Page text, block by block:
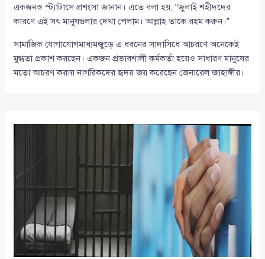
একজনও স্ট্যাটাসে প্রশংসা জানান। এতে বলা হয়, “জুলাই শহীদদের
কারণে এই সৎ মানুষগুলার দেখা পেলাম। আল্লাহ তাকে রহম করুন।”
সামাজিক যোগাযোগমাধ্যমজুড়ে এ ধরনের সাদাসিধে আচরণে অনেকেই
মুগ্ধতা প্রকাশ করছেন। একজন প্রভাবশালী কর্মকর্তা হয়েও সাধারণ মানুষের
মতো আচরণ করায় নাগরিকদের হৃদয় জয় করেছেন জেনারেল জাহাঙ্গীর।